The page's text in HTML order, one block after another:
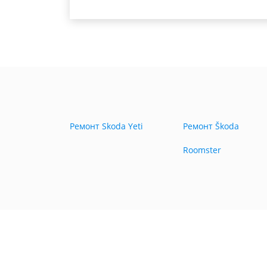
Ремонт Skoda Yeti Ремонт Škoda
Roomster